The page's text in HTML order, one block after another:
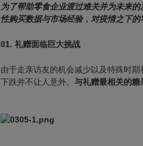
为了帮助零食企业渡过难关并为未来
性购买数据与市场经验，对疫情之下的
01. 礼赠面临巨大挑战
由于走亲访友的机会减少以及特殊时
下跌并不让人意外。 与礼赠最相关的糖